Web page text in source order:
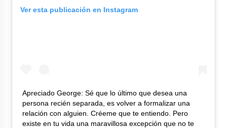
Ver esta publicación en Instagram
Apreciado George: Sé que lo último que desea una
persona recién separada, es volver a formalizar una
relación con alguien. Créeme que te entiendo. Pero
existe en tu vida una maravillosa excepción que no te